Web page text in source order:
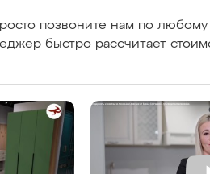
позвоните нам по
быстро рассчитает